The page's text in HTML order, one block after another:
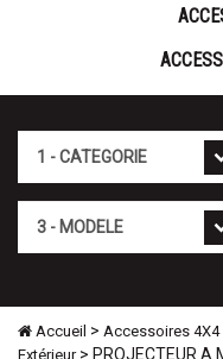
Accueil > Accessoires 4X4
Extérieur> PROJECTEUR A